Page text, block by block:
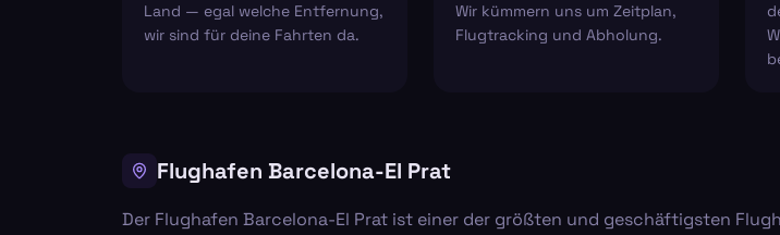
Land — egal welche Entfernung,
wir sind für deine Fahrten da.
Wir kümmern uns um Zeitplan,
Flugtracking und Abholung.
Flughafen Barcelona-El Prat
Der Flughafen Barcelona-El Prat ist einer der größten und geschäftigsten